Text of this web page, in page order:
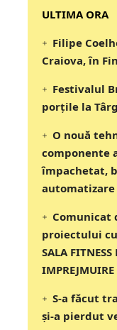
‎‎‎‎‎‎‎ULTIMA ORA
Filipe
Craiova, în
Festivalul
porțile la
O nouă
componente
împachetat,
automatizare
Comunicat
proiectului cu
SALA FITNESS
IMPREJMUIRE
S-a făcut
și-a pierdut